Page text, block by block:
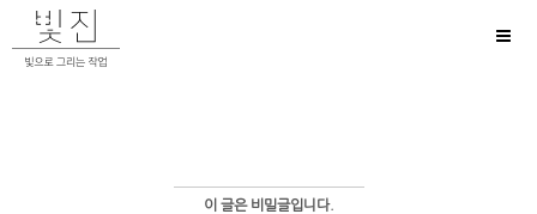
이 글은 비밀글입니다.